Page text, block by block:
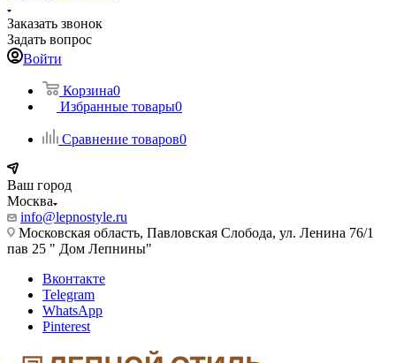
Заказать звонок
Задать вопрос
Войти
Корзина0
Избранные товары0
Сравнение товаров0
Ваш город
Москва
info@lepnostyle.ru
Московская область, Павловская Слобода, ул. Ленина 76/1
пав 25 " Дом Лепнины"
Вконтакте
Telegram
WhatsApp
Pinterest